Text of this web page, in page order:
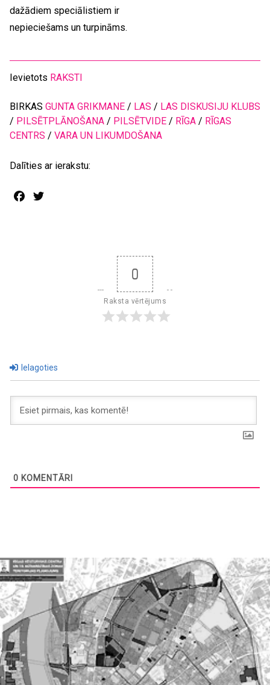
dažādiem speciālistiem ir
nepieciešams un turpināms.
Ievietots RAKSTI
BIRKAS GUNTA GRIKMANE / LAS / LAS DISKUSIJU KLUBS
/ PILSĒTPLĀNOŠANA / PILSĒTVIDE / RĪGA / RĪGAS
CENTRS / VARA UN LIKUMDOŠANA
Dalīties ar ierakstu:
Facebook
0
Raksta vērtējums
Ielagoties
0 KOMENTĀRI